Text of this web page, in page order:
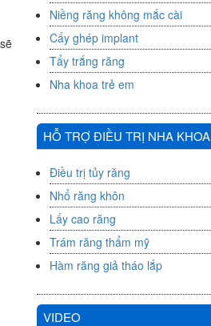
Niềng răng không mắc cài
Cấy ghép implant
Tẩy trắng răng
Nha khoa trẻ em
HỖ TRỢ ĐIỀU TRỊ NHA KHOA
Điều trị tủy răng
Nhổ răng khôn
Lấy cao răng
Trám răng thẩm mỹ
Hàm răng giả tháo lắp
VIDEO